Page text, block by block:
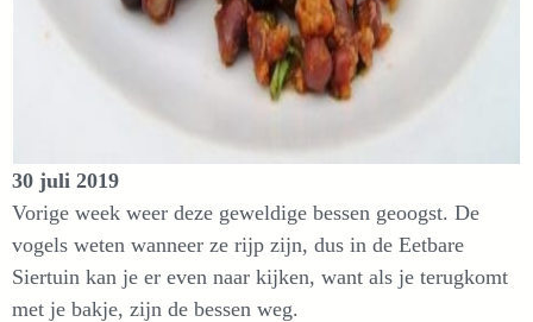
30 juli 2019
Vorige week weer deze geweldige bessen geoogst. De
vogels weten wanneer ze rijp zijn, dus in de Eetbare
Siertuin kan je er even naar kijken, want als je terugkomt
met je bakje, zijn de bessen weg.